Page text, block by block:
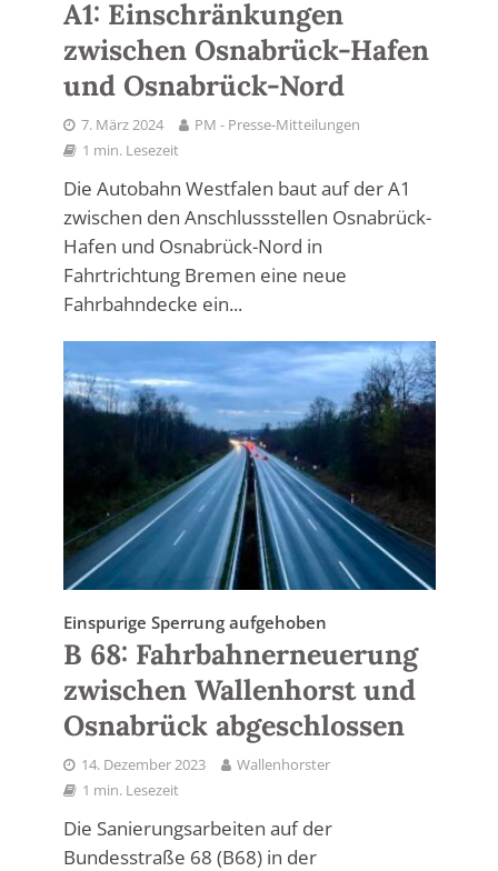
A1: Einschränkungen
zwischen Osnabrück-Hafen
und Osnabrück-Nord
7. März 2024
PM - Presse-Mitteilungen
1 min. Lesezeit
Die Autobahn Westfalen baut auf der A1
zwischen den Anschlussstellen Osnabrück-
Hafen und Osnabrück-Nord in
Fahrtrichtung Bremen eine neue
Fahrbahndecke ein...
Einspurige Sperrung aufgehoben
B 68: Fahrbahnerneuerung
zwischen Wallenhorst und
Osnabrück abgeschlossen
14. Dezember 2023
Wallenhorster
1 min. Lesezeit
Die Sanierungsarbeiten auf der
Bundesstraße 68 (B68) in der